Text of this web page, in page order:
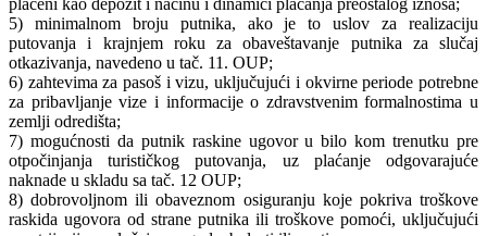
plaćeni kao depozit i načinu i dinamici plaćanja preostalog iznosa;
5) minimalnom broju putnika, ako je to uslov za realizaciju
putovanja i krajnjem roku za obaveštavanje putnika za slučaj
otkazivanja, navedeno u tač. 11. OUP;
6) zahtevima za pasoš i vizu, uključujući i okvirne periode potrebne
za pribavljanje vize i informacije o zdravstvenim formalnostima u
zemlji odredišta;
7) mogućnosti da putnik raskine ugovor u bilo kom trenutku pre
otpočinjanja turističkog putovanja, uz plaćanje odgovarajuće
naknade u skladu sa tač. 12 OUP;
8) dobrovoljnom ili obaveznom osiguranju koje pokriva troškove
raskida ugovora od strane putnika ili troškove pomoći, uključujući